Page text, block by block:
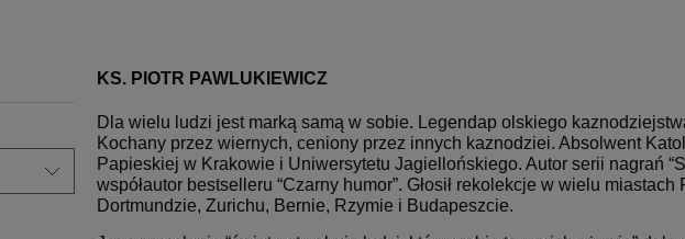
KS. PIOTR PAWLUKIEWICZ
Dla wielu ludzi jest marką samą w sobie. Legendap olskiego
Kochany przez wiernych, ceniony przez innych kaznodziei. Absolwent
Papieskiej w Krakowie i Uniwersytetu Jagiellońskiego. Autor serii nagrań
współautor bestselleru “Czarny humor”. Głosił rekolekcje w wielu
Dortmundzie, Zurichu, Bernie, Rzymie i Budapeszcie.